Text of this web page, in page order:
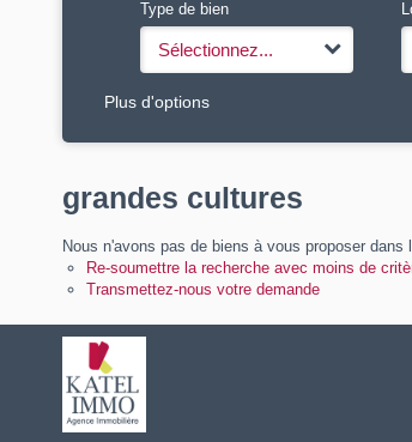
Type de bien
Sélectionnez...
Plus d'options
grandes cultures
Nous n'avons pas de biens à vous proposer
Re-soumettre la recherche avec moins de
Transmettez-nous votre demande